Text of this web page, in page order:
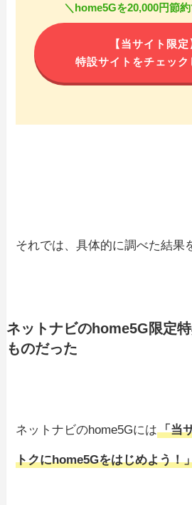
＼home5Gを20,000円節
【当サイト限定
特設サイトをチェック
それでは、具体的に調べた結果
ネットナビのhome5G限定
ものだった
ネットナビのhome5Gには「当
トクにhome5Gをはじめよう！